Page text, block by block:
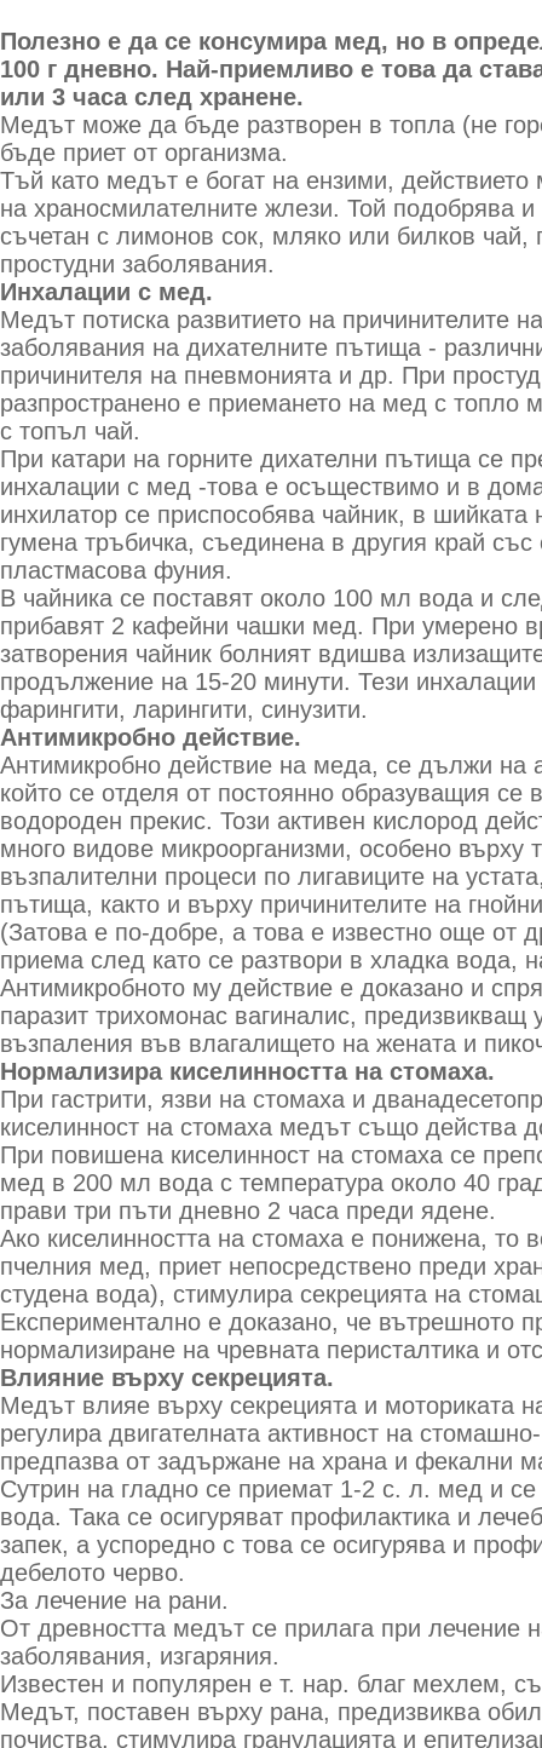
Полезно е да се консумира мед, но в
100 г дневно. Най-приемливо е това да
или 3 часа след хранене.
Медът може да бъде разтворен в топла (не
бъде приет от организма.
Тъй като медът е богат на ензими,
на храносмилателните жлези. Той подобрява
съчетан с лимонов сок, мляко или билков
простудни заболявания.
Инхалации с мед.
Медът потиска развитието на причинителите
заболявания на дихателните пътища -
причинителя на пневмонията и др. При
разпространено е приемането на мед с топло
с топъл чай.
При катари на горните дихателни пътища се
инхалации с мед -това е осъществимо и в
инхилатор се приспособява чайник, в шийката
гумена тръбичка, съединена в другия край
пластмасова фуния.
В чайника се поставят около 100 мл вода и
прибавят 2 кафейни чашки мед. При умерено
затворения чайник болният вдишва
продължение на 15-20 минути. Тези инхалации
фарингити, ларингити, синузити.
Антимикробно действие.
Антимикробно действие на меда, се дължи на
който се отделя от постоянно образуващия се
водороден прекис. Този активен кислород
много видове микроорганизми, особено върху
възпалителни процеси по лигавиците на
пътища, както и върху причинителите на
(Затова е по-добре, а това е известно още от
приема след като се разтвори в хладка вода,
Антимикробното му действие е доказано и
паразит трихомонас вагиналис, предизвикващ
възпаления във влагалището на жената и
Нормализира киселинността на стомаха.
При гастрити, язви на стомаха и
киселинност на стомаха медът също действа
При повишена киселинност на стомаха се
мед в 200 мл вода с температура около 40
прави три пъти дневно 2 часа преди ядене.
Ако киселинността на стомаха е понижена, то
пчелния мед, приет непосредствено преди
студена вода), стимулира секрецията на
Експериментално е доказано, че вътрешното
нормализиране на чревната перисталтика и
Влияние върху секрецията.
Медът влияе върху секрецията и моториката
регулира двигателната активност на
предпазва от задържане на храна и фекални
Сутрин на гладно се приемат 1-2 с. л. мед и
вода. Така се осигуряват профилактика и
запек, а успоредно с това се осигурява и
дебелото черво.
За лечение на рани.
От древността медът се прилага при лечение
заболявания, изгаряния.
Известен и популярен е т. нар. благ мехлем,
Медът, поставен върху рана, предизвиква
почиства, стимулира гранулацията и